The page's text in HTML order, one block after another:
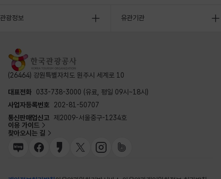
관광정보 유관기관
(26464) 강원특별자치도 원주시 세계로 10
대표전화
033-738-3000 (유료, 평일 09시~18시)
사업자등록번호
202-81-50707
통신판매업신고 제2009-서울중구-1234호
이용 가이드
찾아오시는 길